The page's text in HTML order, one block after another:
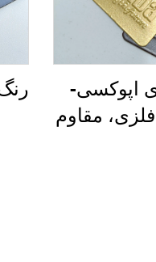
اپوکسی-
فلزی، مقاوم